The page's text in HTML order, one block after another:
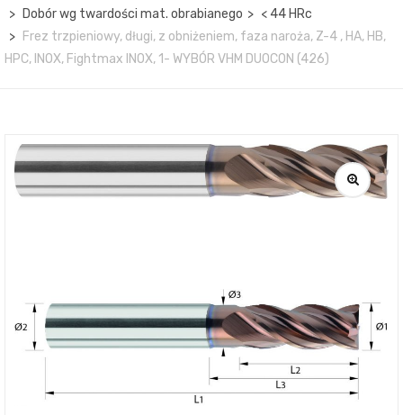
Dobór wg twardości mat. obrabianego
< 44 HRc
Frez trzpieniowy, długi, z obniżeniem, faza naroża, Z-4 , HA, HB,
HPC, INOX, Fightmax INOX, 1- WYBÓR VHM DUOCON (426)